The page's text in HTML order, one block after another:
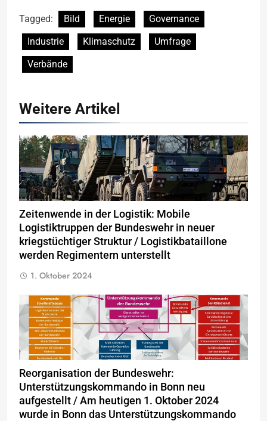
Tagged: Bild Energie
Governance
Industrie
Klimaschutz
Umfrage
Verbände
Weitere Artikel
Zeitenwende in der Logistik: Mobile
Logistiktruppen der Bundeswehr in neuer
kriegstüchtiger Struktur / Logistikbataillone
werden Regimentern unterstellt
1. Oktober 2024
Reorganisation der Bundeswehr:
Unterstützungskommando in Bonn neu
aufgestellt / Am heutigen 1. Oktober 2024
wurde in Bonn das Unterstützungskommando